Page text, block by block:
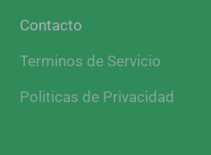
Contacto
Terminos de Servicio
Politicas de Privacidad